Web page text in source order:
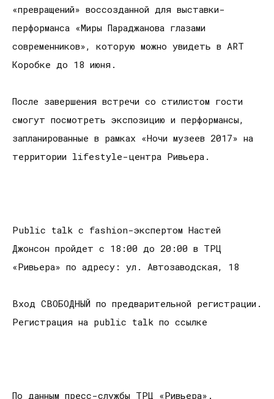
«превращений» воссозданной для выставки-
перформанса «Миры Параджанова глазами
современников», которую можно увидеть в ART
Коробке до 18 июня.
После завершения встречи со стилистом гости
смогут посмотреть экспозицию и перформансы,
запланированные в рамках «Ночи музеев 2017» на
территории lifestyle-центра Ривьера.
Public talk с fashion-экспертом Настей
Джонсон пройдет с 18:00 до 20:00 в ТРЦ
«Ривьера» по адресу: ул. Автозаводская, 18
Вход СВОБОДНЫЙ по предварительной регистрации.
Регистрация на public talk по ссылке
По данным пресс-службы ТРЦ «Ривьера».